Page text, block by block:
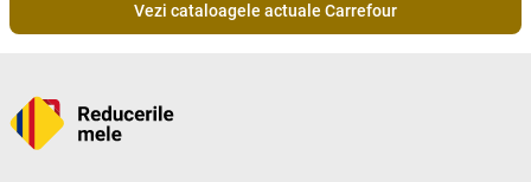
Vezi cataloagele actuale Carrefour